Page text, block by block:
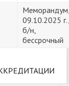
09.10.2025
б/н,
бессрочный